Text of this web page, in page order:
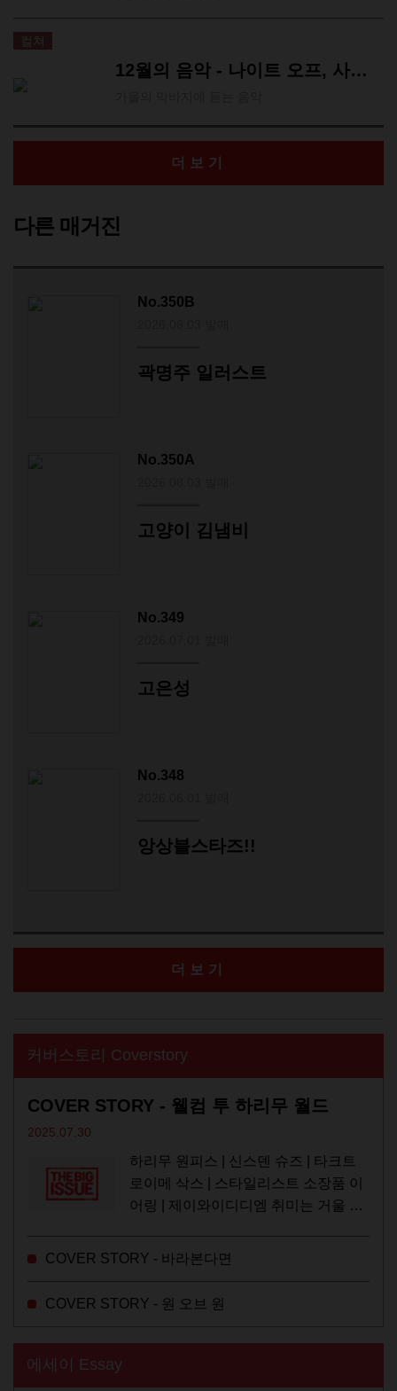
컬쳐
12월의 음악 - 나이트 오프, 사공, 조성태
더보기
다른 매거진
No.350B
곽명주 일러스트
No.350A
고양이 김냄비
No.349
고은성
No.348
앙상블스타즈!!
더보기
커버스토리 Coverstory
COVER STORY - 웰컴 투 하리무 월드
2025.07.30
하리무 원피스 | 신스덴 슈즈 | 타크트
로이메 삭스 | 스타일리스트 소장품 이
어링 | 제이와이디디엠 취미는 거울 보
키티. 우주와...
COVER STORY - 바라본다면
COVER STORY - 원 오브 원
에세이 Essay